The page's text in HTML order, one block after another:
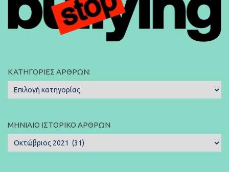
ΚΑΤΗΓΟΡΊΕΣ ΆΡΘΡΩΝ:
Κατηγορίες
Άρθρων:
ΜΗΝΙΑΊΟ ΙΣΤΟΡΙΚΌ ΆΡΘΡΩΝ
Μηνιαίο
Ιστορικό